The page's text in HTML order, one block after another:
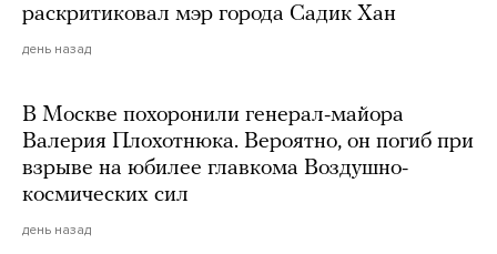
раскритиковал мэр города Садик Хан
день назад
В Москве похоронили генерал-майора
Валерия Плохотнюка. Вероятно, он погиб при
взрыве на юбилее главкома Воздушно-
космических сил
день назад